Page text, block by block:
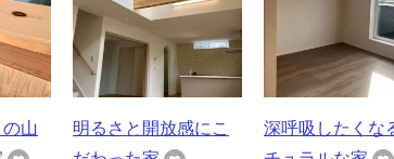
山
明るさと開放感にこ
深呼吸したくな